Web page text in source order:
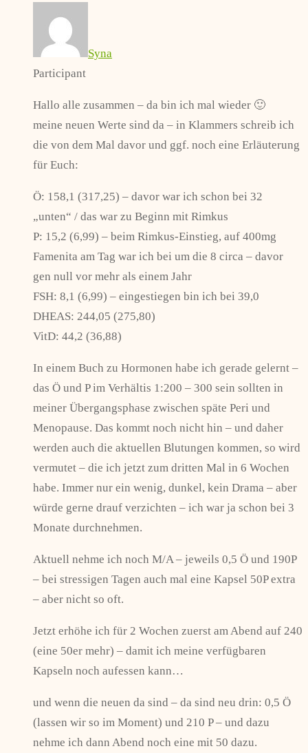
Syna
Participant
Hallo alle zusammen – da bin ich mal wieder 🙂
meine neuen Werte sind da – in Klammers schreib ich
die von dem Mal davor und ggf. noch eine Erläuterung
für Euch:
Ö: 158,1 (317,25) – davor war ich schon bei 32
„unten“ / das war zu Beginn mit Rimkus
P: 15,2 (6,99) – beim Rimkus-Einstieg, auf 400mg
Famenita am Tag war ich bei um die 8 circa – davor
gen null vor mehr als einem Jahr
FSH: 8,1 (6,99) – eingestiegen bin ich bei 39,0
DHEAS: 244,05 (275,80)
VitD: 44,2 (36,88)
In einem Buch zu Hormonen habe ich gerade gelernt –
das Ö und P im Verhältis 1:200 – 300 sein sollten in
meiner Übergangsphase zwischen späte Peri und
Menopause. Das kommt noch nicht hin – und daher
werden auch die aktuellen Blutungen kommen, so wird
vermutet – die ich jetzt zum dritten Mal in 6 Wochen
habe. Immer nur ein wenig, dunkel, kein Drama – aber
würde gerne drauf verzichten – ich war ja schon bei 3
Monate durchnehmen.
Aktuell nehme ich noch M/A – jeweils 0,5 Ö und 190P
– bei stressigen Tagen auch mal eine Kapsel 50P extra
– aber nicht so oft.
Jetzt erhöhe ich für 2 Wochen zuerst am Abend auf 240
(eine 50er mehr) – damit ich meine verfügbaren
Kapseln noch aufessen kann…
und wenn die neuen da sind – da sind neu drin: 0,5 Ö
(lassen wir so im Moment) und 210 P – und dazu
nehme ich dann Abend noch eine mit 50 dazu.